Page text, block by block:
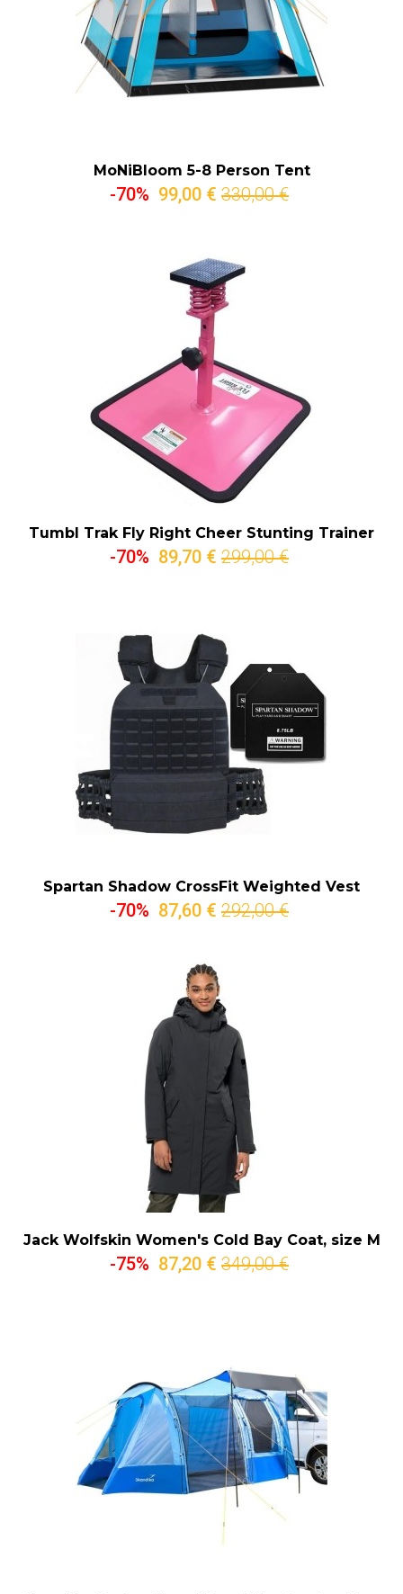
MoNiBloom 5-8 Person Tent
-70% 99,00 € 330,00 €
Tumbl Trak Fly Right Cheer Stunting Trainer
-70% 89,70 € 299,00 €
Spartan Shadow CrossFit Weighted Vest
-70% 87,60 € 292,00 €
Jack Wolfskin Women's Cold Bay Coat, size M
-75% 87,20 € 349,00 €